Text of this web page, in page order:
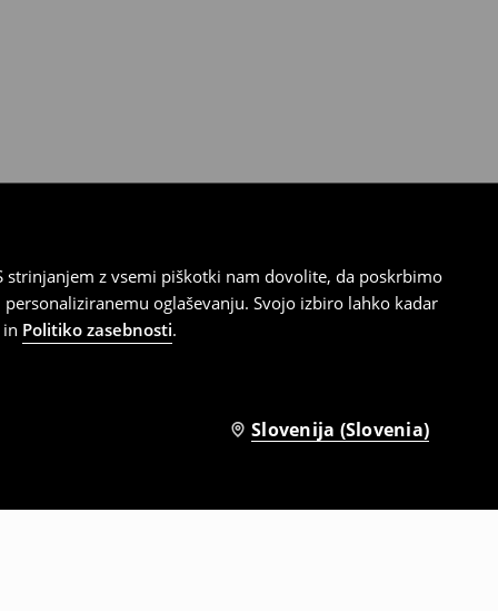
z vsemi piškotki nam dovolite, da poskrbimo
oglaševanju. Svojo izbiro lahko kadar
in Politiko zasebnosti.
Slovenija (Slovenia)